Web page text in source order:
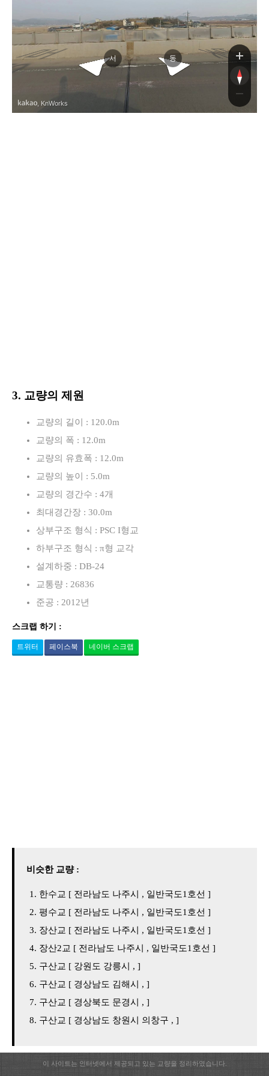
빛가람장성로
빛가람장성로
서 동
, KnWorks
3. 교량의 제원
교량의 길이 : 120.0m
교량의 폭 : 12.0m
교량의 유효폭 : 12.0m
교량의 높이 : 5.0m
교량의 경간수 : 4개
최대경간장 : 30.0m
상부구조 형식 : PSC I형교
하부구조 형식 : π형 교각
설계하중 : DB-24
교통량 : 26836
준공 : 2012년
스크랩 하기 :
트위터 페이스북 네이버 스크랩
비슷한 교량 :
한수교 [ 전라남도 나주시 , 일반국도1호선 ]
평수교 [ 전라남도 나주시 , 일반국도1호선 ]
장산교 [ 전라남도 나주시 , 일반국도1호선 ]
장산2교 [ 전라남도 나주시 , 일반국도1호선 ]
구산교 [ 강원도 강릉시 , ]
구산교 [ 경상남도 김해시 , ]
구산교 [ 경상북도 문경시 , ]
구산교 [ 경상남도 창원시 의창구 , ]
이 사이트는 인터넷에서 제공되고 있는 교량을 정리하였습니다.